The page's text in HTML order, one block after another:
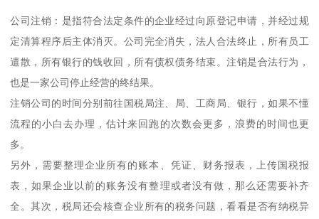
公司注销：是指符合法定条件的企业经过向原登记申请，并经过规
定清算程序后主体消灭。公司完全消失，法人合法终止，所有员工
遣散，所有银行的钱收回，所有债权债务结束。注销是合法行为，
也是一家公司停止经营的终结果。
注销公司的时间分别前往国税局注、局、工商局、银行，如果不懂
流程的小白去办理，估计来回跑的次数会更多，浪费的时间也更
多。
另外，需要整理企业所有的账本、凭证、财务报表，上传国税报
表，如果企业以前的账务没有整理或者没有做，那么还需要补齐
全。其次，税局还会核查企业所有的税务问题，看看是否有纳税异